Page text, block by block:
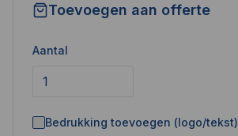
Toevoegen aan offerte
Aantal
Bedrukking toevoegen (logo/tekst)